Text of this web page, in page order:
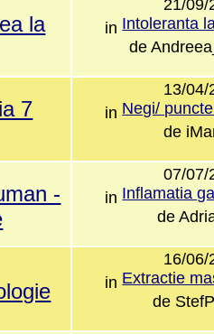
la
21/09/
in
de
7
13/04/
in
de
-
07/07/
in
de
16/06/
in
de